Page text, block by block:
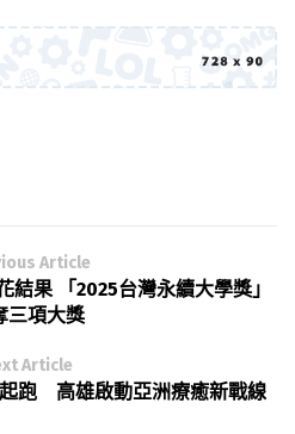
Article
果 「2025台灣永續大學獎」
三項大獎
Article
跑 高雄啟動亞洲療癒新戰線